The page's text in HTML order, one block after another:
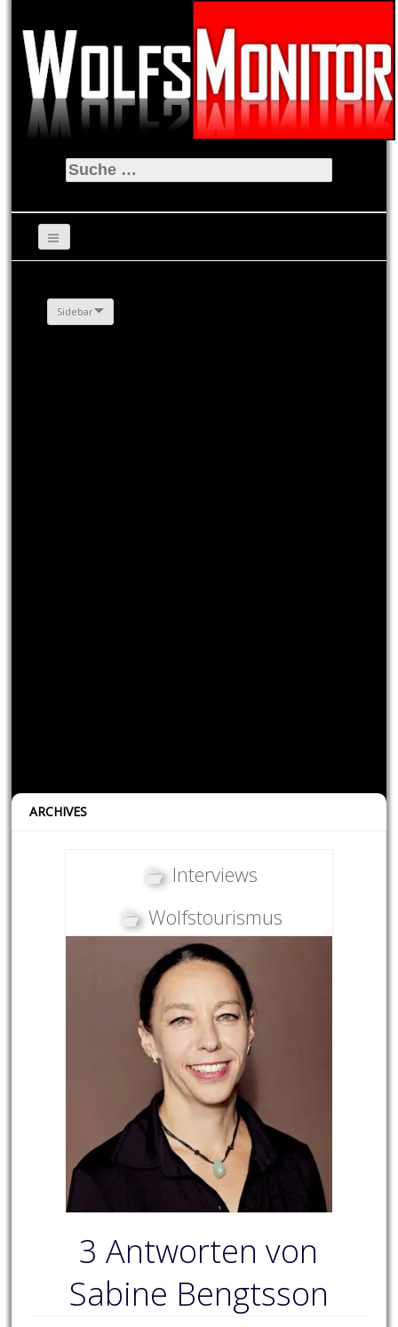
Suche
nach:
Sidebar
ARCHIVES
Interviews
Wolfstourismus
3 Antworten von
Sabine Bengtsson